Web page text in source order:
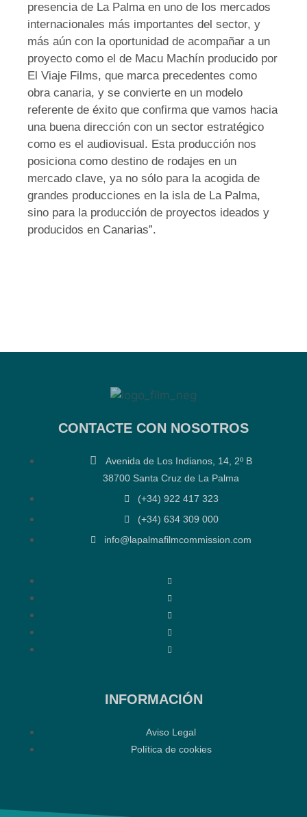
presencia de La Palma en uno de los mercados
internacionales más importantes del sector, y
más aún con la oportunidad de acompañar a un
proyecto como el de Macu Machín producido por
El Viaje Films, que marca precedentes como
obra canaria, y se convierte en un modelo
referente de éxito que confirma que vamos hacia
una buena dirección con un sector estratégico
como es el audiovisual. Esta producción nos
posiciona como destino de rodajes en un
mercado clave, ya no sólo para la acogida de
grandes producciones en la isla de La Palma,
sino para la producción de proyectos ideados y
producidos en Canarias”.
CONTACTE CON NOSOTROS
Avenida de Los Indianos, 14, 2º B
38700 Santa Cruz de La Palma
(+34) 922 417 323
(+34) 634 309 000
info@lapalmafilmcommission.com
INFORMACIÓN
Aviso Legal
Política de cookies